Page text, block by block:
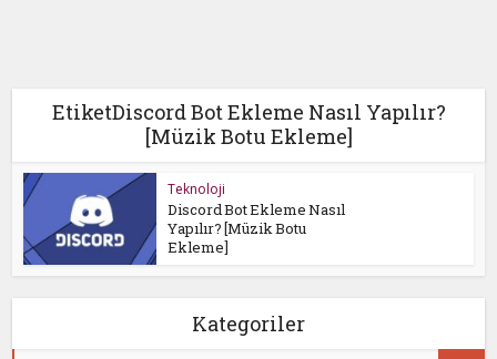
EtiketDiscord Bot Ekleme Nasıl Yapılır?
[Müzik Botu Ekleme]
Teknoloji
Discord Bot Ekleme Nasıl
Yapılır? [Müzik Botu
Ekleme]
Kategoriler